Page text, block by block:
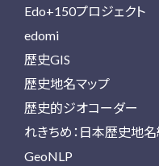
Edo+150プロジェクト
edomi
歴史GIS
歴史地名マップ
歴史的ジオコーダー
れきちめ：日本歴史地
GeoNLP